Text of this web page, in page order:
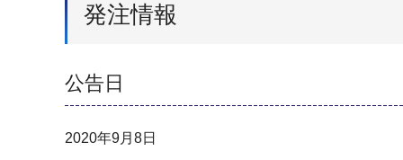
発注情報
公告日
2020年9月8日